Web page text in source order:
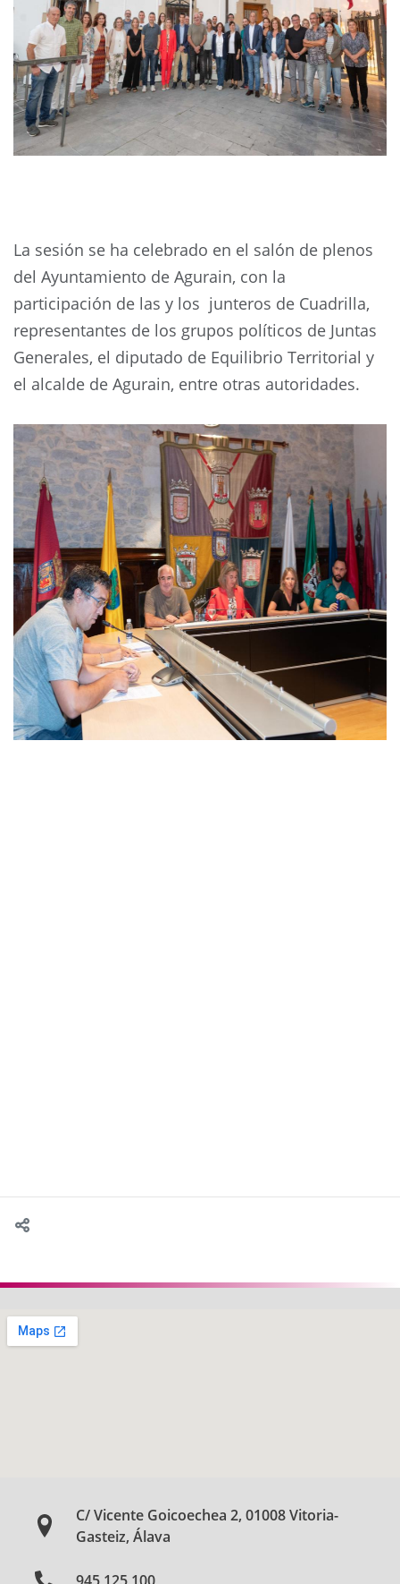
La sesión se ha celebrado en el salón de plenos
del Ayuntamiento de Agurain, con la
participación de las y los junteros de Cuadrilla,
representantes de los grupos políticos de Juntas
Generales, el diputado de Equilibrio Territorial y
el alcalde de Agurain, entre otras autoridades.
C/ Vicente Goicoechea 2, 01008 Vitoria-
Gasteiz, Álava